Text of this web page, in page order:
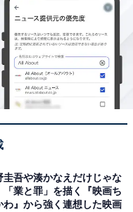
』（ラジオ東京）で
靡（ふうび）し、
ボン賞・主演女優賞
1人として長年にわ
スト」と呼ばれま
』や『こんにちは、
めます。紫綬褒章を
りと、80歳を超えて
す。
圭吾や湊かなえだけじゃな
「業と罪」を描く『映画ち
わ』から強く連想した映画